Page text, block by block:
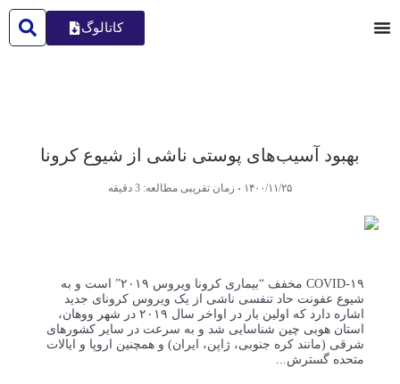
کاتالوگ
بهبود آسیب‌های پوستی ناشی از شیوع کرونا
۱۴۰۰/۱۱/۲۵ زمان تقریبی مطالعه: 3 دقیقه
۱۹-COVID مخفف “بیماری کرونا ویروس ۲۰۱۹” است و به
شیوع عفونت حاد تنفسی ناشی از یک ویروس کرونای جدید
اشاره دارد که اولین بار در اواخر سال ۲۰۱۹ در شهر وو‌هان،
استان هوبی چین شناسایی شد و به سرعت در سایر کشور‌های
شرقی (مانند کره جنوبی، ژاپن، ایران) و همچنین اروپا و ایالات
متحده گسترش...